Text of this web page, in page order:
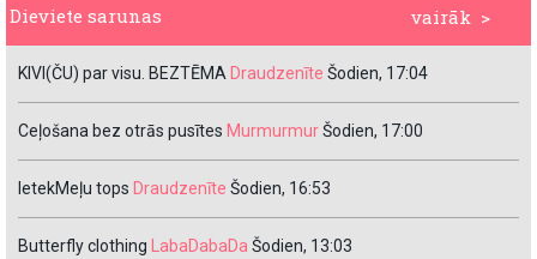
vairāk >
Dieviete sarunas
KIVI(ČU) par visu. BEZTĒMA Draudzenīte Šodien, 17:04
Ceļošana bez otrās pusītes MurmurmurŠodien, 17:00
IetekMeļu tops Draudzenīte Šodien, 16:53
Butterfly clothing LabaDabaDa Šodien, 13:03